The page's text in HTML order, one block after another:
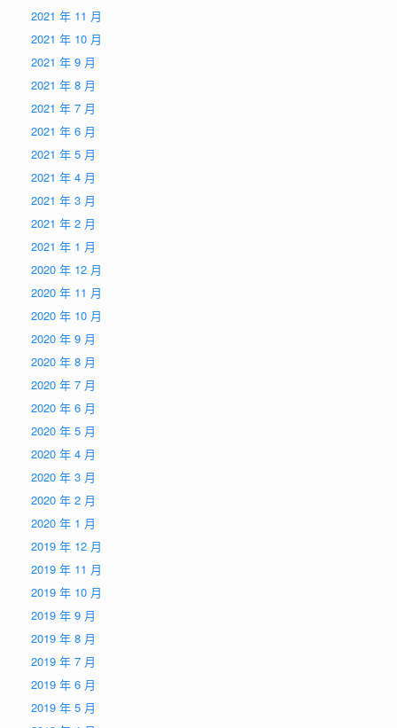
2021 年 11 月
2021 年 10 月
2021 年 9 月
2021 年 8 月
2021 年 7 月
2021 年 6 月
2021 年 5 月
2021 年 4 月
2021 年 3 月
2021 年 2 月
2021 年 1 月
2020 年 12 月
2020 年 11 月
2020 年 10 月
2020 年 9 月
2020 年 8 月
2020 年 7 月
2020 年 6 月
2020 年 5 月
2020 年 4 月
2020 年 3 月
2020 年 2 月
2020 年 1 月
2019 年 12 月
2019 年 11 月
2019 年 10 月
2019 年 9 月
2019 年 8 月
2019 年 7 月
2019 年 6 月
2019 年 5 月